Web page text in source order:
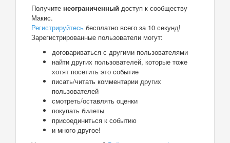
Получите неограниченный доступ к сообществу
Макис.
Регистрируйтесь бесплатно всего за 10 секунд!
Зарегистрированные пользователи могут:
договариваться с другими пользователями
найти других пользователей, которые тоже
хотят посетить это событие
писать/читать комментарии других
пользователей
смотреть/оставлять оценки
покупать билеты
присоединиться к событию
и много другое!